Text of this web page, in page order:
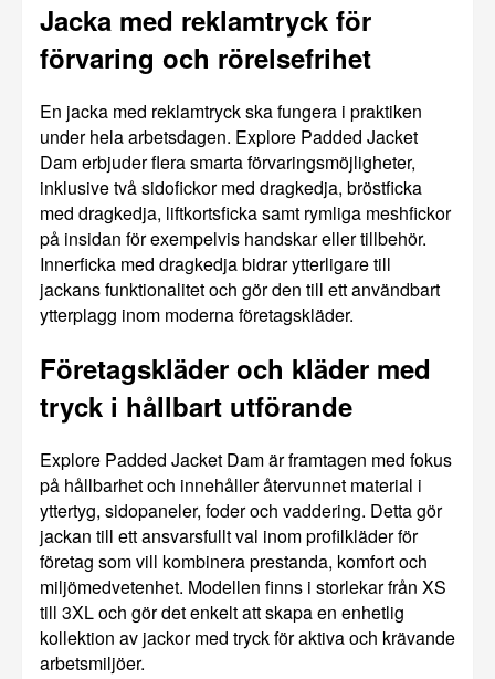
Jacka med reklamtryck för
förvaring och rörelsefrihet
En jacka med reklamtryck ska fungera i praktiken
under hela arbetsdagen. Explore Padded Jacket
Dam erbjuder flera smarta förvaringsmöjligheter,
inklusive två sidofickor med dragkedja, bröstficka
med dragkedja, liftkortsficka samt rymliga meshfickor
på insidan för exempelvis handskar eller tillbehör.
Innerficka med dragkedja bidrar ytterligare till
jackans funktionalitet och gör den till ett användbart
ytterplagg inom moderna företagskläder.
Företagskläder och kläder med
tryck i hållbart utförande
Explore Padded Jacket Dam är framtagen med fokus
på hållbarhet och innehåller återvunnet material i
yttertyg, sidopaneler, foder och vaddering. Detta gör
jackan till ett ansvarsfullt val inom profilkläder för
företag som vill kombinera prestanda, komfort och
miljömedvetenhet. Modellen finns i storlekar från XS
till 3XL och gör det enkelt att skapa en enhetlig
kollektion av jackor med tryck för aktiva och krävande
arbetsmiljöer.